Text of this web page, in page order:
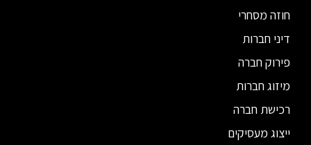
חוזה מסחרי
דיני חברות
פירוק חברה
מיזוג חברות
רכישת חברה
ייצוג מעסיקים